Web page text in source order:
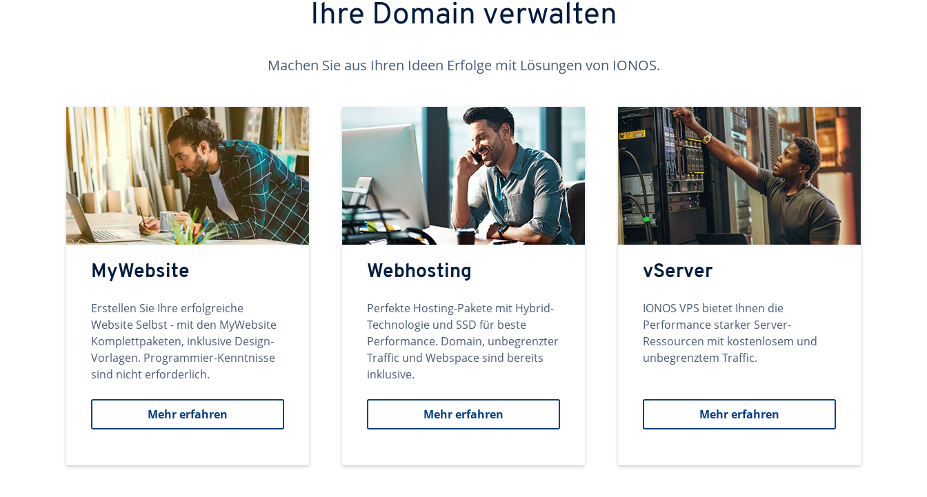
Ihre Domain verwalten
Machen Sie aus Ihren Ideen Erfolge mit Lösungen von IONOS.
MyWebsite
Erstellen Sie Ihre erfolgreiche
Website Selbst - mit den MyWebsite
Komplettpaketen, inklusive Design-
Vorlagen. Programmier-Kenntnisse
sind nicht erforderlich.
Mehr erfahren
Webhosting
Perfekte Hosting-Pakete mit Hybrid-
Technologie und SSD für beste
Performance. Domain, unbegrenzter
Traffic und Webspace sind bereits
inklusive.
Mehr erfahren
vServer
IONOS VPS bietet Ihnen die
Performance starker Server-
Ressourcen mit kostenlosem und
unbegrenztem Traffic.
Mehr erfahren